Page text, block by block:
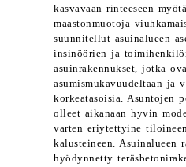
kasvavaan rinteeseen
maastonmuotoja
suunnitellut asuinalueen
insinöörien ja
asuinrakennukset, jotka
asumismukavuudeltaan ja
korkeatasoisia. Asuntojen
olleet aikanaan hyvin
varten eriytettyine
kalusteineen. Asuinalueen
hyödynnetty